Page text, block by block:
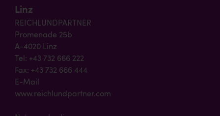
Linz
REICHLUNDPARTNER
Promenade 25b
A-4020 Linz
Tel: +43 732 666 222
Fax: +43 732 666 444
E-Mail
www.reichlundpartner.com